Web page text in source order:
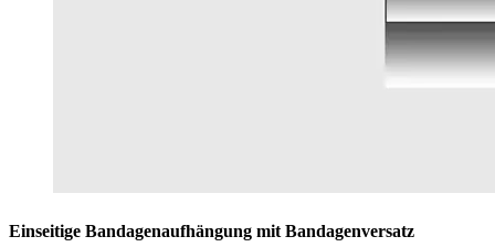
Einseitige Bandagenaufhängung mit Bandagenversatz